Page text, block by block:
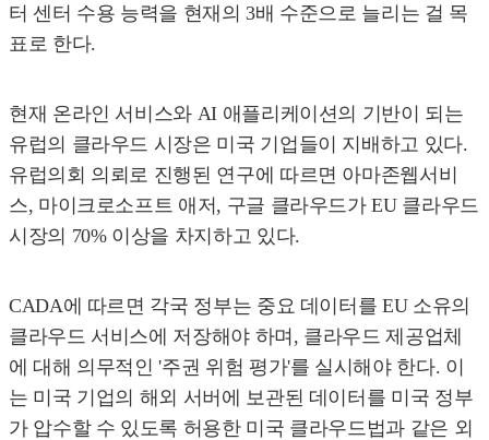
터 센터 수용 능력을 현재의 3배 수준으로 늘리는 걸 목
표로 한다.
현재 온라인 서비스와 AI 애플리케이션의 기반이 되는
유럽의 클라우드 시장은 미국 기업들이 지배하고 있다.
유럽의회 의뢰로 진행된 연구에 따르면 아마존웹서비
스, 마이크로소프트 애저, 구글 클라우드가 EU 클라우드
시장의 70% 이상을 차지하고 있다.
CADA에 따르면 각국 정부는 중요 데이터를 EU 소유의
클라우드 서비스에 저장해야 하며, 클라우드 제공업체
에 대해 의무적인 '주권 위험 평가'를 실시해야 한다. 이
는 미국 기업의 해외 서버에 보관된 데이터를 미국 정부
가 압수할 수 있도록 허용한 미국 클라우드법과 같은 외